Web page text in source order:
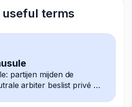
useful terms
partijen mijden de
arbiter beslist privé elk